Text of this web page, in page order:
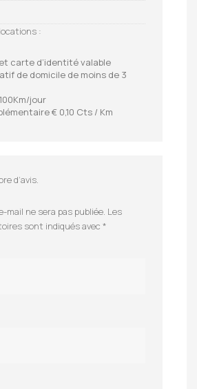
:
carte d’identité valable
de domicile de moins de 3
jour
€ 0,10 Cts / Km
d’avis.
mail ne sera pas publiée. Les
sont indiqués avec *